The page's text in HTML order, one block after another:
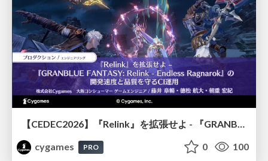
【CEDEC2026】『Relink』を拡張せよ - 『GRANBLUE FANTASY: Relink - Endless Ragnarok』の開発速度と品質を守るCI運用
cygames
PRO 0 100